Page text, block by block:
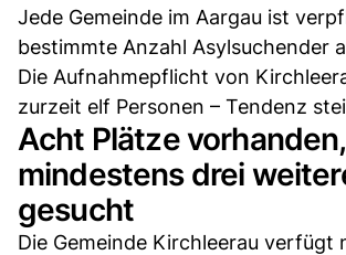
Jede Gemeinde im Aargau ist
bestimmte Anzahl Asylsuchender
Die Aufnahmepflicht von
zurzeit elf Personen – Tendenz
Acht Plätze vorhanden,
mindestens drei
gesucht
Die Gemeinde Kirchleerau verfügt